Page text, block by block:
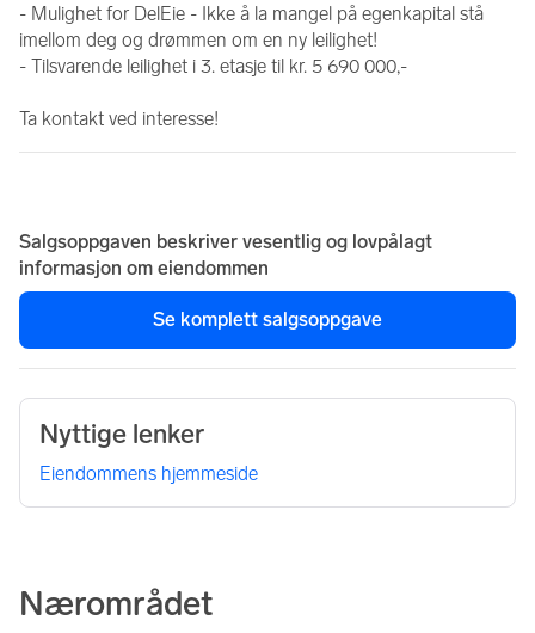
- Mulighet for DelEie - Ikke å la mangel på egenkapital stå
imellom deg og drømmen om en ny leilighet!
- Tilsvarende leilighet i 3. etasje til kr. 5 690 000,-
Ta kontakt ved interesse!
Salgsoppgaven beskriver vesentlig og lovpålagt
informasjon om eiendommen
Se komplett salgsoppgave
Nyttige lenker
Eiendommens hjemmeside
Nærområdet